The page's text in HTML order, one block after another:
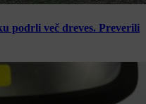
podrli več dreves. Preverili